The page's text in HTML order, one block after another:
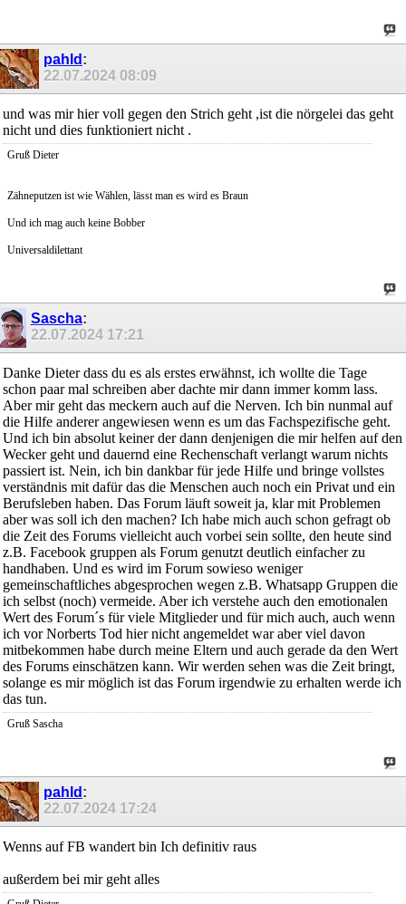
pahld :
22.07.2024 08:09
und was mir hier voll gegen den Strich geht ,ist die nörgelei das geht
nicht und dies funktioniert nicht .
Gruß Dieter
Zähneputzen ist wie Wählen, lässt man es wird es Braun
Und ich mag auch keine Bobber
Universaldilettant
Sascha:
22.07.2024 17:21
Danke Dieter dass du es als erstes erwähnst, ich wollte die Tage
schon paar mal schreiben aber dachte mir dann immer komm lass.
Aber mir geht das meckern auch auf die Nerven. Ich bin nunmal auf
die Hilfe anderer angewiesen wenn es um das Fachspezifische geht.
Und ich bin absolut keiner der dann denjenigen die mir helfen auf den
Wecker geht und dauernd eine Rechenschaft verlangt warum nichts
passiert ist. Nein, ich bin dankbar für jede Hilfe und bringe vollstes
verständnis mit dafür das die Menschen auch noch ein Privat und ein
Berufsleben haben. Das Forum läuft soweit ja, klar mit Problemen
aber was soll ich den machen? Ich habe mich auch schon gefragt ob
die Zeit des Forums vielleicht auch vorbei sein sollte, den heute sind
z.B. Facebook gruppen als Forum genutzt deutlich einfacher zu
handhaben. Und es wird im Forum sowieso weniger
gemeinschaftliches abgesprochen wegen z.B. Whatsapp Gruppen die
ich selbst (noch) vermeide. Aber ich verstehe auch den emotionalen
Wert des Forum´s für viele Mitglieder und für mich auch, auch wenn
ich vor Norberts Tod hier nicht angemeldet war aber viel davon
mitbekommen habe durch meine Eltern und auch gerade da den Wert
des Forums einschätzen kann. Wir werden sehen was die Zeit bringt,
solange es mir möglich ist das Forum irgendwie zu erhalten werde ich
das tun.
Gruß Sascha
pahld :
22.07.2024 17:24
Wenns auf FB wandert bin Ich definitiv raus
außerdem bei mir geht alles